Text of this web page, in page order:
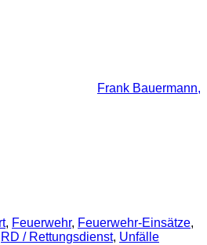
Frank Bauermann,
, Feuerwehr, Feuerwehr-Einsätze,
RD / Rettungsdienst, Unfälle